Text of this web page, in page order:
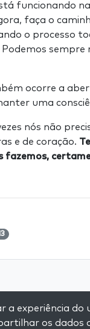
funcionando
faça o
o processo
ocorre a
uma
nós não
e de coração.
fazemos,
a experiência
os dados